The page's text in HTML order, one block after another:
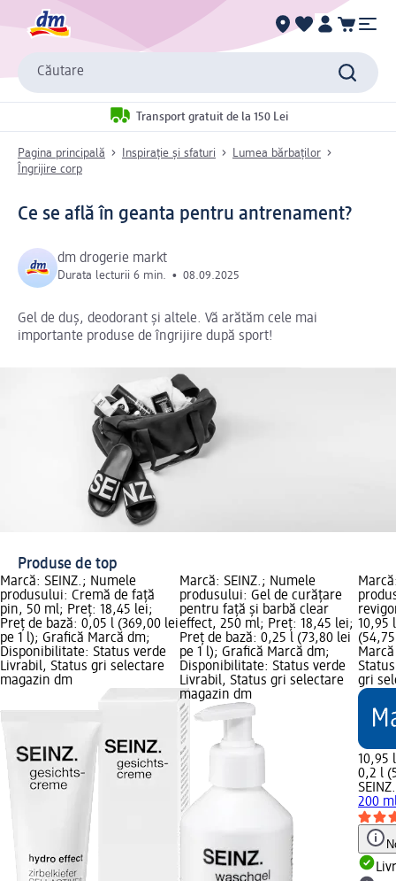
Căutare
Transport gratuit de la 150 Lei
Pagina principală Inspirație și sfaturi
Lumea bărbaților
Îngrijire corp
Ce se află în geanta pentru antrenament?
dm drogerie markt
Durata lecturii 6 min. • 08.09.2025
Gel de duș, deodorant și altele. Vă arătăm cele mai
importante produse de îngrijire după sport!
Produse de top
Marcă: SEINZ.; Numele
produsului: Cremă de față
pin, 50 ml; Preț: 18,45 lei;
Preț de bază: 0,05 l (369,00 lei
pe 1 l); Grafică Marcă dm;
Disponibilitate: Status verde
Livrabil, Status gri selectare
magazin dm
Marcă: SEINZ.; Numele
produsului: Gel de curățare
pentru față și barbă clear
effect, 250 ml; Preț: 18,45 lei;
Preț de bază: 0,25 l (73,80 lei
pe 1 l); Grafică Marcă dm;
Disponibilitate: Status verde
Livrabil, Status gri selectare
magazin dm
10,95
gri
10,95
0,2 l
SEINZ.
200